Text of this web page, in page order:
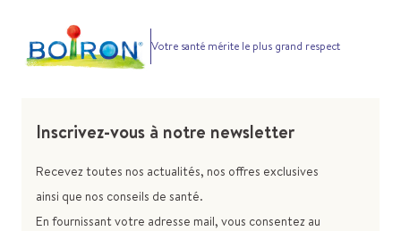
Votre santé mérite le plus grand respect
Inscrivez-vous à notre newsletter
Recevez toutes nos actualités, nos offres exclusives
ainsi que nos conseils de santé.
En fournissant votre adresse mail, vous consentez au